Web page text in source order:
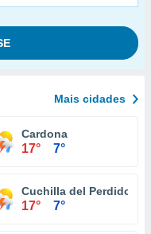
Mais cidades
Cardona
17° 7°
Cuchilla del Perdido
17° 7°